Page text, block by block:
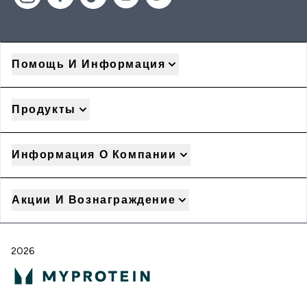
Помощь И Информация
Продукты
Информация О Компании
Акции И Вознаграждение
2026